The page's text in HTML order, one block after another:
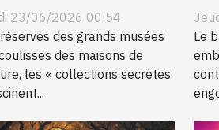
23/06/2026 00:54
des grands musées
des maisons de
les « collections secrètes
Le